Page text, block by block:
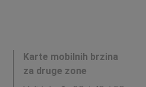
Karte mobilnih brzina
za druge zone